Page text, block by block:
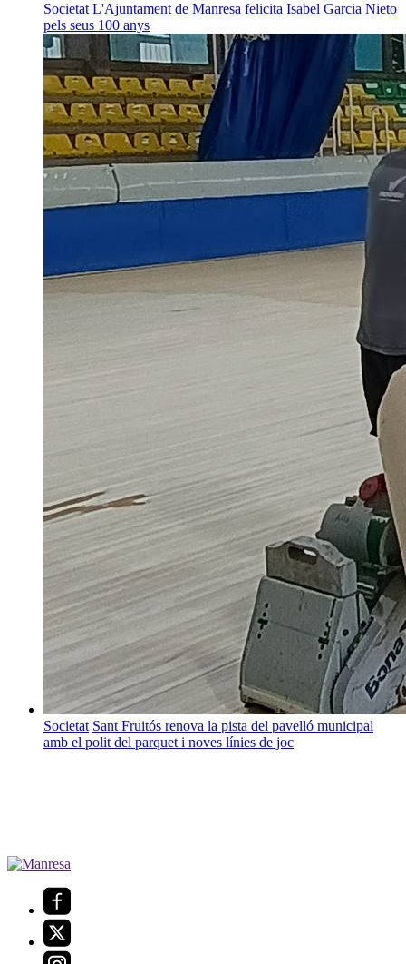
Societat L'Ajuntament de Manresa felicita Isabel Garcia Nieto
pels seus 100 anys
Societat Sant Fruitós renova la pista del pavelló municipal
amb el polit del parquet i noves línies de joc